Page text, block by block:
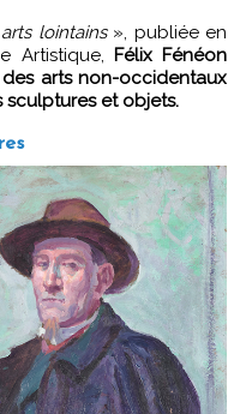
arts lointains», publiée en
Artistique,
Félix Fénéon
arts non-occidentaux
et objets.